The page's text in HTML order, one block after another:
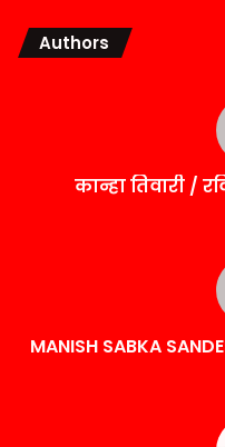
Authors
कान्हा तिवारी /
MANISH SABKA